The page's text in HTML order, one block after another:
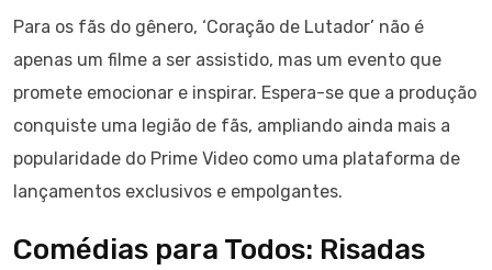
Para os fãs do gênero, ‘Coração de Lutador’ não é
apenas um filme a ser assistido, mas um evento que
promete emocionar e inspirar. Espera-se que a produção
conquiste uma legião de fãs, ampliando ainda mais a
popularidade do Prime Video como uma plataforma de
lançamentos exclusivos e empolgantes.
Comédias para Todos: Risadas